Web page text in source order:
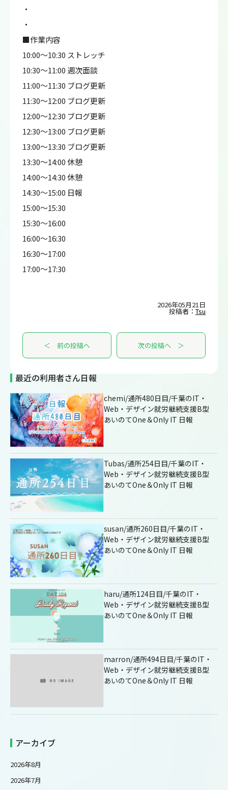
・
・
■作業内容
10:00～10:30 ストレッチ
10:30～11:00 週次面談
11:00～11:30 ブログ更新
11:30～12:00 ブログ更新
12:00～12:30 ブログ更新
12:30～13:00 ブログ更新
13:00～13:30 ブログ更新
13:30～14:00 休憩
14:00～14:30 休憩
14:30～15:00 日報
15:00～15:30
15:30～16:00
16:00～16:30
16:30～17:00
17:00～17:30
2026年05月21日
投稿者： Tsu
＜ 前の投稿へ 次の投稿へ ＞
最近の利用者さん日報
chemi/通所480日目/千葉のIT・
Web・デザイン就労継続支援B型
あいのてOne＆Only IT 日報
Tubas/通所254日目/千葉のIT・
Web・デザイン就労継続支援B型
あいのてOne＆Only IT 日報
susan/通所260日目/千葉のIT・
Web・デザイン就労継続支援B型
あいのてOne＆Only IT 日報
haru/通所124日目/千葉のIT・
Web・デザイン就労継続支援B型
あいのてOne＆Only IT 日報
marron/通所494日目/千葉のIT・
Web・デザイン就労継続支援B型
あいのてOne＆Only IT 日報
アーカイブ
2026年8月
2026年7月